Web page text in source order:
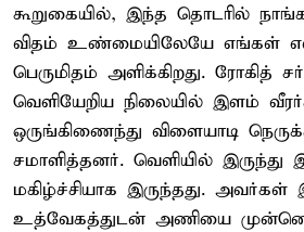
கூறுகையில், இந்த தொடரில்
விதம் உண்மையிலேயே எங்கள்
பெருமிதம் அளிக்கிறது. ரோகித்
வெளியேறிய நிலையில் இளம்
ஒருங்கிணைந்து விளையாடி
சமாளித்தனர். வெளியில் இருந்து
மகிழ்ச்சியாக இருந்தது. அவர்கள்
உத்வேகத்துடன் அணியை